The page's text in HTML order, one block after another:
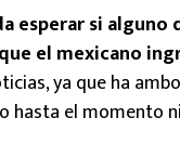
esperar si
el mexicano
ya que ha
hasta el momento